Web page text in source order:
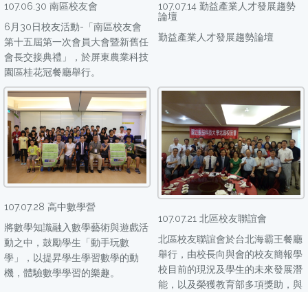
107.06.30 南區校友會
6月30日校友活動-「南區校友會
第十五屆第一次會員大會暨新舊任
會長交接典禮」，於屏東農業科技
園區桂花冠餐廳舉行。
107.07.14 勤益產業人才發展趨勢
論壇
勤益產業人才發展趨勢論壇
107.07.28 高中數學營
將數學知識融入數學藝術與遊戲活
動之中，鼓勵學生「動手玩數
學」，以提昇學生學習數學的動
機，體驗數學學習的樂趣。
107.07.21 北區校友聯誼會
北區校友聯誼會於台北海霸王餐廳
舉行，由校長向與會的校友簡報學
校目前的現況及學生的未來發展潛
能，以及榮獲教育部多項獎助，與